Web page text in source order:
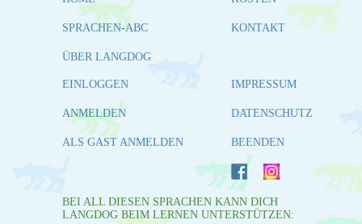
SPRACHEN-ABC
ÜBER LANGDOG
KONTAKT
EINLOGGEN
ANMELDEN
ALS GAST ANMELDEN
IMPRESSUM
DATENSCHUTZ
BEENDEN
BEI ALL DIESEN SPRACHEN KANN DICH
LANGDOG BEIM LERNEN UNTERSTÜTZEN: